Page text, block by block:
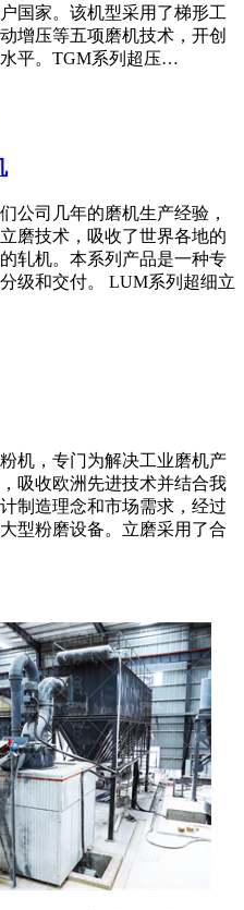
国家。该机型采用了梯形工
增压等五项磨机技术，开创
平。TGM系列超压…
公司几年的磨机生产经验，
磨技术，吸收了世界各地的
轧机。本系列产品是一种专
级和交付。 LUM系列超细立
机，专门为解决工业磨机产
吸收欧洲先进技术并结合我
制造理念和市场需求，经过
型粉磨设备。立磨采用了合